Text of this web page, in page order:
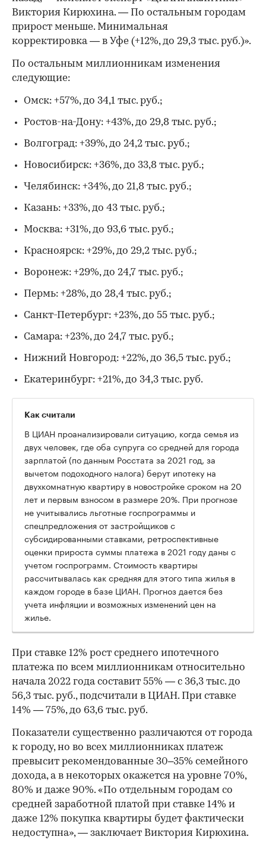
Виктория Кирюхина. — По остальным городам
прирост меньше. Минимальная
корректировка — в Уфе (+12%, до 29,3 тыс. руб.)».
По остальным миллионникам изменения
следующие:
Омск: +57%, до 34,1 тыс. руб.;
Ростов-на-Дону: +43%, до 29,8 тыс. руб.;
Волгоград: +39%, до 24,2 тыс. руб.;
Новосибирск: +36%, до 33,8 тыс. руб.;
Челябинск: +34%, до 21,8 тыс. руб.;
Казань: +33%, до 43 тыс. руб.;
Москва: +31%, до 93,6 тыс. руб.;
Красноярск: +29%, до 29,2 тыс. руб.;
Воронеж: +29%, до 24,7 тыс. руб.;
Пермь: +28%, до 28,4 тыс. руб.;
Санкт-Петербург: +23%, до 55 тыс. руб.;
Самара: +23%, до 24,7 тыс. руб.;
Нижний Новгород: +22%, до 36,5 тыс. руб.;
Екатеринбург: +21%, до 34,3 тыс. руб.
Как считали
В ЦИАН проанализировали ситуацию, когда семья из
двух человек, где оба супруга со средней для города
зарплатой (по данным Росстата за 2021 год, за
вычетом подоходного налога) берут ипотеку на
двухкомнатную квартиру в новостройке сроком на 20
лет и первым взносом в размере 20%. При прогнозе
не учитывались льготные госпрограммы и
спецпредложения от застройщиков с
субсидированными ставками, ретроспективные
оценки прироста суммы платежа в 2021 году даны с
учетом госпрограмм. Стоимость квартиры
рассчитывалась как средняя для этого типа жилья в
каждом городе в базе ЦИАН. Прогноз дается без
учета инфляции и возможных изменений цен на
жилье.
При ставке 12% рост среднего ипотечного
платежа по всем миллионникам относительно
начала 2022 года составит 55% — с 36,3 тыс. до
56,3 тыс. руб., подсчитали в ЦИАН. При ставке
14% — 75%, до 63,6 тыс. руб.
Показатели существенно различаются от города
к городу, но во всех миллионниках платеж
превысит рекомендованные 30–35% семейного
дохода, а в некоторых окажется на уровне 70%,
80% и даже 90%. «По отдельным городам со
средней заработной платой при ставке 14% и
даже 12% покупка квартиры будет фактически
недоступна», — заключает Виктория Кирюхина.